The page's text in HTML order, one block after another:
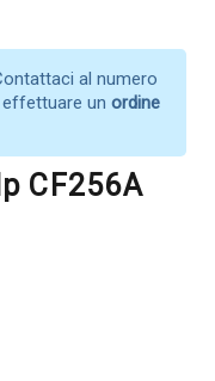
al numero
un ordine
CF256A